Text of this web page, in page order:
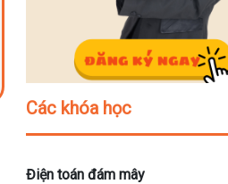
Các khóa học
Điện toán đám mây